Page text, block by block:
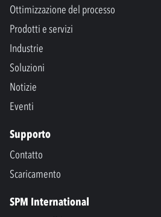
Ottimizzazione del processo
Prodotti e servizi
Industrie
Soluzioni
Notizie
Eventi
Supporto
Contatto
Scaricamento
SPM International